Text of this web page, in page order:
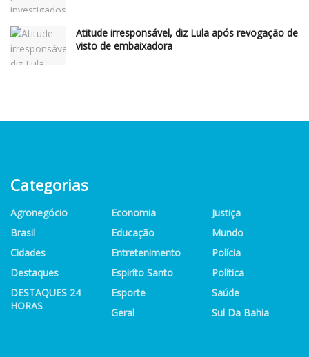
Atitude irresponsável, diz Lula após revogação de
visto de embaixadora
Categorias
Agronegócio
Brasil
Cidades
Destaques
DESTAQUES 24
HORAS
Economia
Educação
Entretenimento
Espiríto Santo
Esporte
Geral
Justiça
Mundo
Polícia
Política
Saúde
Sul Da Bahia